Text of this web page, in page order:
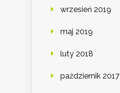
wrzesień 2019
maj 2019
luty 2018
październik 2017